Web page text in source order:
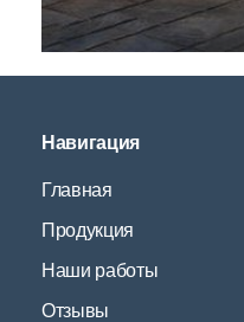
Навигация
Главная
Продукция
Наши работы
Отзывы